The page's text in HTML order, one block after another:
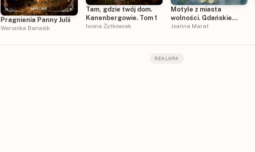
Pragnienia Panny Julii
Weronika Banasik
Tam, gdzie twój dom.
Kanenbergowie. Tom 1
Iwona Żytkowiak
Motyle z miasta
wolności. Gdańskie
historie. Tom 1
Joanna Marat
REKLAMA